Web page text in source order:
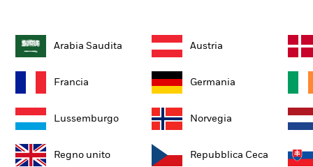
Arabia Saudita Austria
Francia Germania
Lussemburgo Norvegia
Regno unito Repubblica Ceca